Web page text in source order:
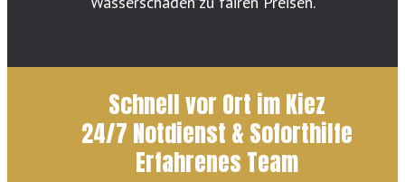
Schnell vor Ort im Kiez
24/7 Notdienst & Soforthilfe
Erfahrenes Team